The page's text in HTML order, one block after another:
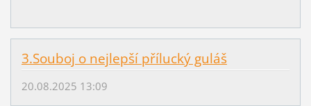
3.Souboj o nejlepší přílucký guláš
20.08.2025 13:09